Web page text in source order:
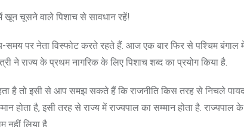
खून चूसने वाले पिशाच से सावधान रहें!
समय पर नेता विस्फोट करते रहते हैं. आज एक बार फिर से पश्चिम बंगाल
ने राज्य के प्रथम नागरिक के लिए पिशाच शब्द का प्रयोग किया है.
है तो इसी से आप समझ सकते हैं कि राजनीति किस तरह से निचले
होता है, इसी तरह से राज्य में राज्यपाल का सम्मान होता है. राज्यपाल
नहीं लिया है.